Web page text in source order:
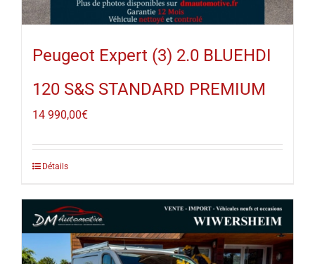
Peugeot Expert (3) 2.0 BLUEHDI
120 S&S STANDARD PREMIUM
14 990,00€
Détails